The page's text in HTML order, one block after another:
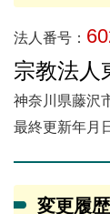
法人番号：
宗教法人
神奈川県藤沢
最終更新年月
変更履